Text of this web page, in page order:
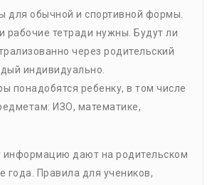
для обычной и спортивной формы.
рабочие тетради нужны. Будут ли
через родительский
индивидуально.
понадобятся ребенку, в том числе
ИЗО, математике,
информацию дают на родительском
года. Правила для учеников,